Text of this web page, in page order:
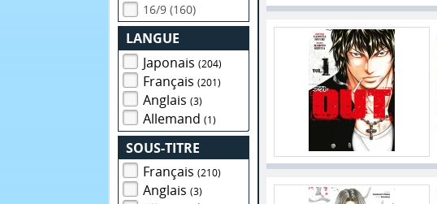
16/9 (160)
LANGUE
Japonais(204)
Français(201)
Anglais(3)
Allemand(1)
SOUS-TITRE
Français(210)
Anglais(3)